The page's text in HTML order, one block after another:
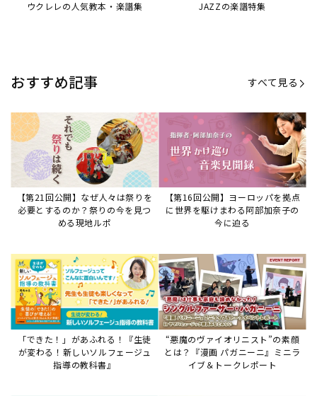
ウクレレの人気教本・楽譜集 JAZZの楽譜特集
おすすめ記事 すべて見る
【第21回公開】なぜ人々は祭りを
必要とするのか？祭りの今を見つ
める現地ルポ
【第16回公開】ヨーロッパを拠点
に世界を駆けまわる阿部加奈子の
今に迫る
「できた！」があふれる！『生徒
が変わる！新しいソルフェージュ
指導の教科書』
“悪魔のヴァイオリニスト”の素顔
とは？『漫画 パガニーニ』ミニラ
イブ＆トークレポート